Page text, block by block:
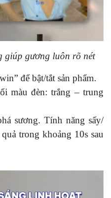
giúp gương luôn rõ nét
để bật/tắt sản phẩm.
màu đèn: trắng – trung
sương. Tính năng sấy/
trong khoảng 10s sau